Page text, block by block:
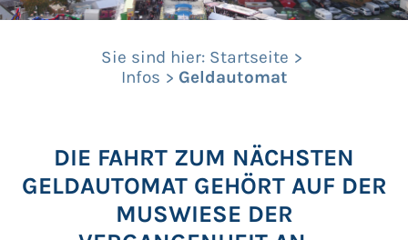
Sie sind hier: Startseite
Infos
Geldautomat
DIE FAHRT ZUM NÄCHSTEN
GELDAUTOMAT GEHÖRT AUF DER
MUSWIESE DER